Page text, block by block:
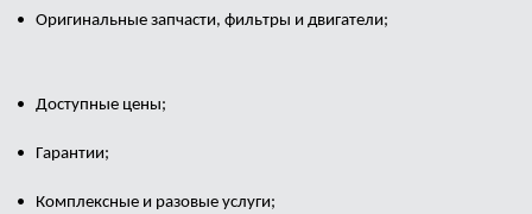
Оригинальные запчасти, фильтры и двигатели;
Доступные цены;
Гарантии;
Комплексные и разовые услуги;